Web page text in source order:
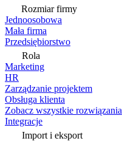
Rozmiar firmy
Jednoosobowa
Mała firma
Przedsiębiorstwo
Rola
Marketing
HR
Zarządzanie projektem
Obsługa klienta
Zobacz wszystkie rozwiązania
Integracje
Import i eksport